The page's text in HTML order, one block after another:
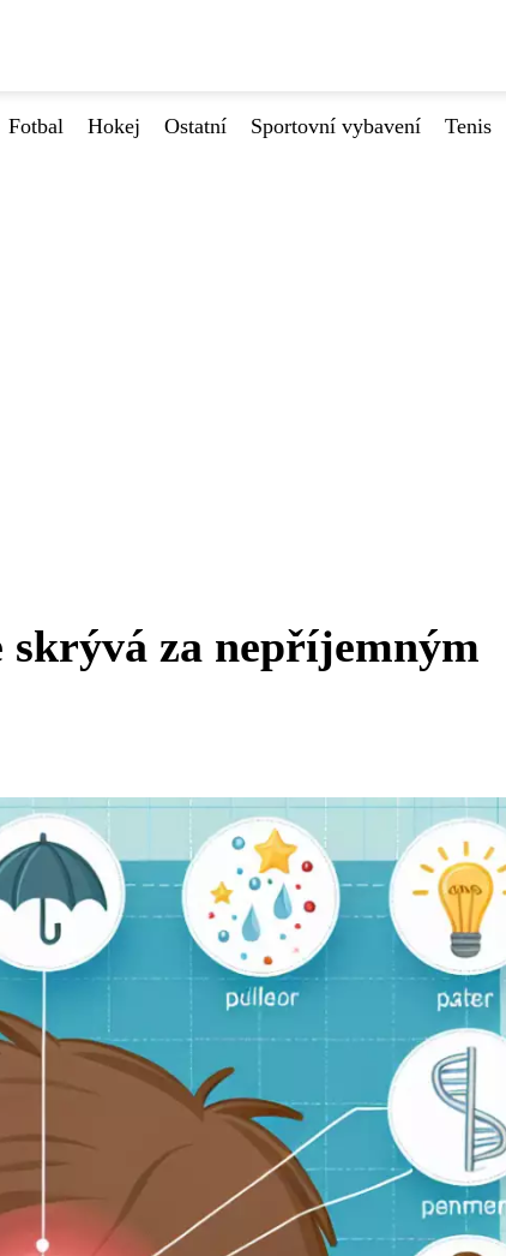
Fotbal Hokej Ostatní Sportovní vybavení Tenis
skrývá za nepříjemným